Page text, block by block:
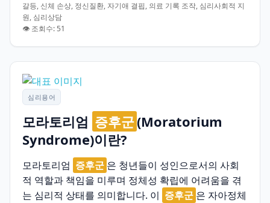
갈등, 신체 손상, 정신질환, 자기애 결핍, 의료 기록 조작, 심리사회적 지
원, 심리상담
👁️ 조회수: 51
심리용어
모라토리엄 증후군(Moratorium
Syndrome)이란?
모라토리엄 증후군 은 청년들이 성인으로서의 사회
적 역할과 책임을 미루며 정체성 확립에 어려움을 겪
는 심리적 상태를 의미합니다. 이 증후군 은 자아정체